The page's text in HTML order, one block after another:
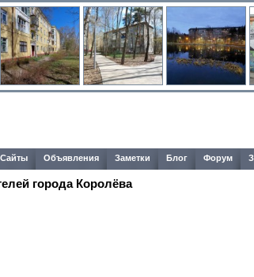
Сайты Объявления Заметки Блог Форум
города Королёва